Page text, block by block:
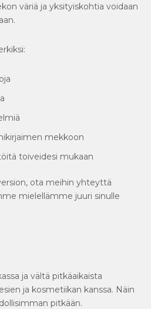
väriä ja yksityiskohtia voidaan
mekkoon
toiveidesi mukaan
ota meihin yhteyttä
mielellämme juuri sinulle
ja vältä pitkäaikaista
ja kosmetiikan kanssa. Näin
pitkään.